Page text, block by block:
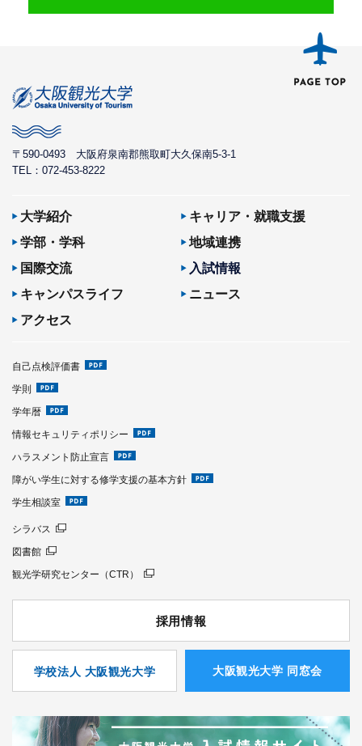
〒590-0493 大阪府泉南郡熊取町大久保南5-3-1
TEL：072-453-8222
大学紹介
キャリア・就職支援
学部・学科
地域連携
国際交流
入試情報
キャンパスライフ
ニュース
アクセス
自己点検評価書
学則
学年暦
情報セキュリティポリシー
ハラスメント防止宣言
障がい学生に対する修学支援の基本方針
学生相談室
シラバス
図書館
観光学研究センター（CTR）
採用情報
学校法人 大阪観光大学 ⼤阪観光⼤学 同窓会